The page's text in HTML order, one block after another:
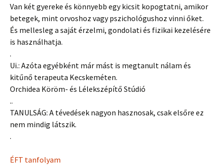
Van két gyereke és könnyebb egy kicsit kopogtatni, amikor
betegek, mint orvoshoz vagy pszichológushoz vinni őket.
És mellesleg a saját érzelmi, gondolati és fizikai kezelésére
is használhatja.
.
Ui.: Azóta egyébként már mást is megtanult nálam és
kitűnő terapeuta Kecskeméten.
Orchidea Köröm- és Lélekszépítő Stúdió
..
TANULSÁG: A tévedések nagyon hasznosak, csak elsőre ez
nem mindig látszik.
.
ÉFT tanfolyam